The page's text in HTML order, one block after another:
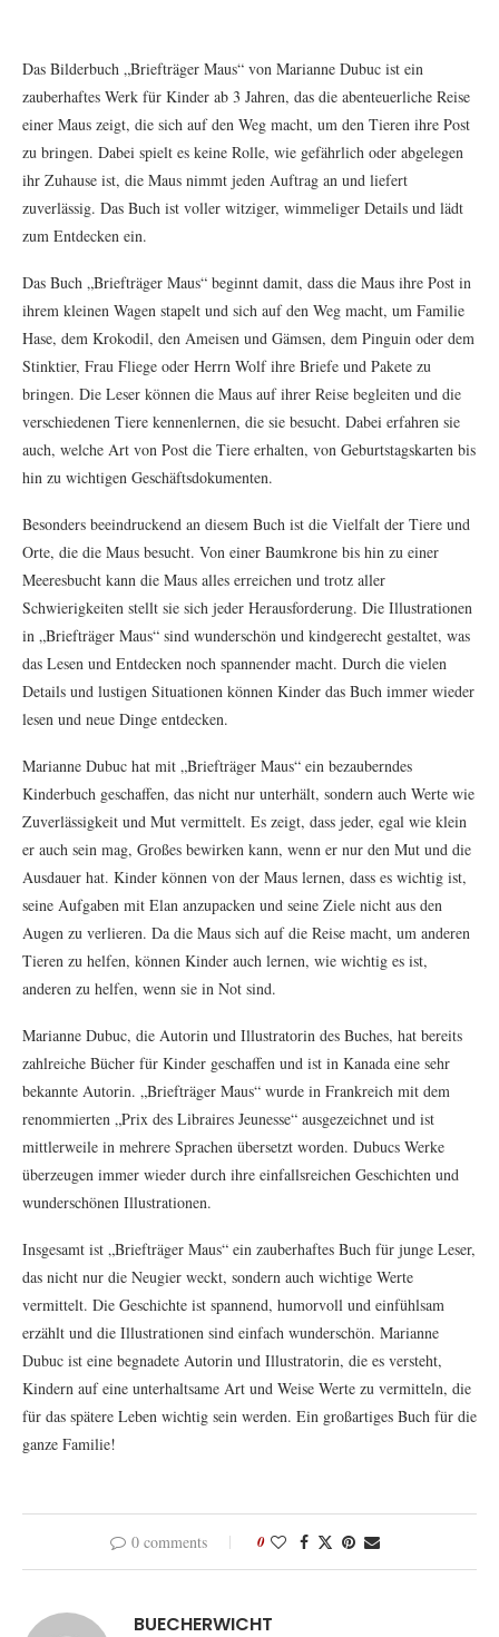
Das Bilderbuch „Briefträger Maus“ von Marianne Dubuc ist ein
zauberhaftes Werk für Kinder ab 3 Jahren, das die abenteuerliche Reise
einer Maus zeigt, die sich auf den Weg macht, um den Tieren ihre Post
zu bringen. Dabei spielt es keine Rolle, wie gefährlich oder abgelegen
ihr Zuhause ist, die Maus nimmt jeden Auftrag an und liefert
zuverlässig. Das Buch ist voller witziger, wimmeliger Details und lädt
zum Entdecken ein.
Das Buch „Briefträger Maus“ beginnt damit, dass die Maus ihre Post in
ihrem kleinen Wagen stapelt und sich auf den Weg macht, um Familie
Hase, dem Krokodil, den Ameisen und Gämsen, dem Pinguin oder dem
Stinktier, Frau Fliege oder Herrn Wolf ihre Briefe und Pakete zu
bringen. Die Leser können die Maus auf ihrer Reise begleiten und die
verschiedenen Tiere kennenlernen, die sie besucht. Dabei erfahren sie
auch, welche Art von Post die Tiere erhalten, von Geburtstagskarten bis
hin zu wichtigen Geschäftsdokumenten.
Besonders beeindruckend an diesem Buch ist die Vielfalt der Tiere und
Orte, die die Maus besucht. Von einer Baumkrone bis hin zu einer
Meeresbucht kann die Maus alles erreichen und trotz aller
Schwierigkeiten stellt sie sich jeder Herausforderung. Die Illustrationen
in „Briefträger Maus“ sind wunderschön und kindgerecht gestaltet, was
das Lesen und Entdecken noch spannender macht. Durch die vielen
Details und lustigen Situationen können Kinder das Buch immer wieder
lesen und neue Dinge entdecken.
Marianne Dubuc hat mit „Briefträger Maus“ ein bezauberndes
Kinderbuch geschaffen, das nicht nur unterhält, sondern auch Werte wie
Zuverlässigkeit und Mut vermittelt. Es zeigt, dass jeder, egal wie klein
er auch sein mag, Großes bewirken kann, wenn er nur den Mut und die
Ausdauer hat. Kinder können von der Maus lernen, dass es wichtig ist,
seine Aufgaben mit Elan anzupacken und seine Ziele nicht aus den
Augen zu verlieren. Da die Maus sich auf die Reise macht, um anderen
Tieren zu helfen, können Kinder auch lernen, wie wichtig es ist,
anderen zu helfen, wenn sie in Not sind.
Marianne Dubuc, die Autorin und Illustratorin des Buches, hat bereits
zahlreiche Bücher für Kinder geschaffen und ist in Kanada eine sehr
bekannte Autorin. „Briefträger Maus“ wurde in Frankreich mit dem
renommierten „Prix des Libraires Jeunesse“ ausgezeichnet und ist
mittlerweile in mehrere Sprachen übersetzt worden. Dubucs Werke
überzeugen immer wieder durch ihre einfallsreichen Geschichten und
wunderschönen Illustrationen.
Insgesamt ist „Briefträger Maus“ ein zauberhaftes Buch für junge Leser,
das nicht nur die Neugier weckt, sondern auch wichtige Werte
vermittelt. Die Geschichte ist spannend, humorvoll und einfühlsam
erzählt und die Illustrationen sind einfach wunderschön. Marianne
Dubuc ist eine begnadete Autorin und Illustratorin, die es versteht,
Kindern auf eine unterhaltsame Art und Weise Werte zu vermitteln, die
für das spätere Leben wichtig sein werden. Ein großartiges Buch für die
ganze Familie!
0 comments 0
BUECHERWICHT